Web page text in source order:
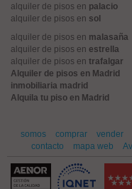
alquiler de pisos en palacio
alquiler de pisos en sol
alquiler de pisos en malasaña
alquiler de pisos en estrella
alquiler de pisos en trafalgar
Alquiler de pisos en Madrid
inmobiliaria madrid
Alquila tu piso en Madrid
somos comprar vender
contacto
mapa web